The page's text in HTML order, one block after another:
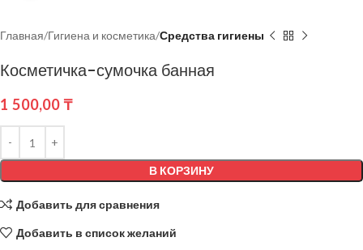
Главная Гигиена и косметика Средства гигиены
Косметичка-сумочка банная
1 500,00 ₸
В КОРЗИНУ
Добавить для сравнения
Добавить в список желаний